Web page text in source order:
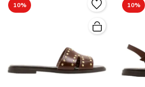
10% 10%